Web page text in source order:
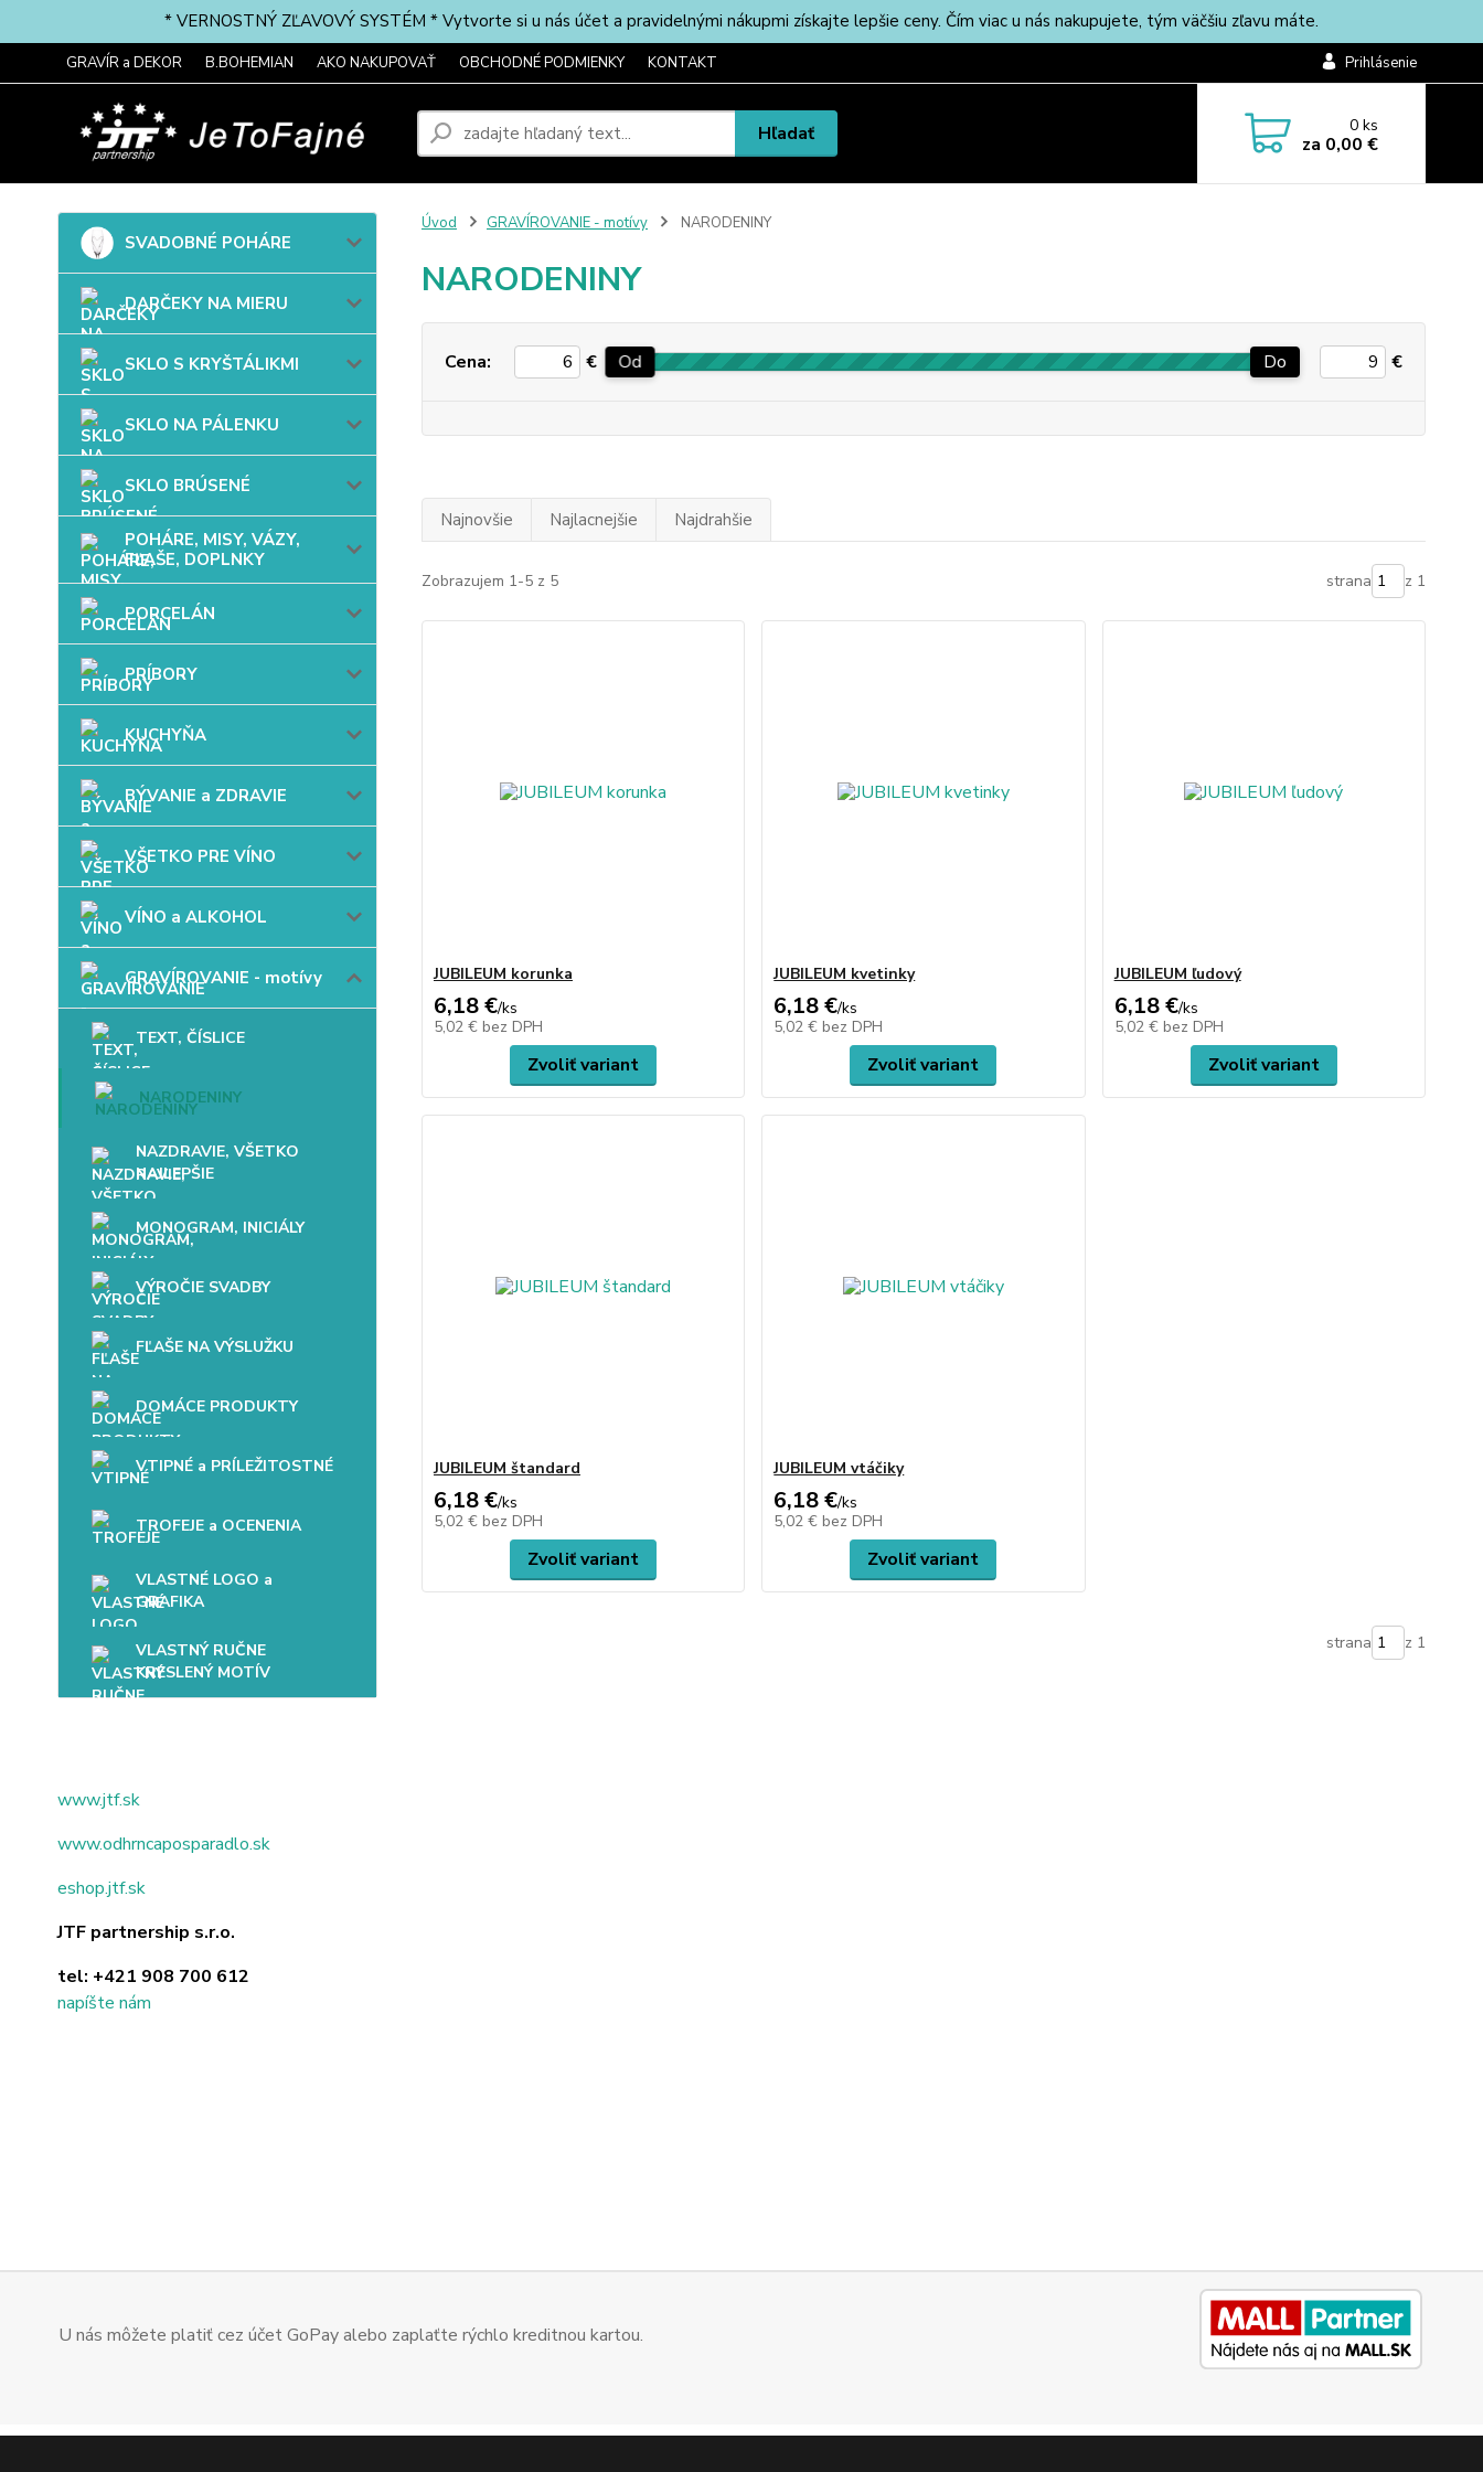
* VERNOSTNÝ ZĽAVOVÝ SYSTÉM * Vytvorte si u nás účet a pravidelnými nákupmi získajte lepšie ceny. Čím viac u nás nakupujete, tým väčšiu zľavu máte.
GRAVÍR a DEKOR B.BOHEMIAN AKO NAKUPOVAŤ OBCHODNÉ PODMIENKY KONTAKT Prihlásenie
Hľadať 0ks
za 0,00 €
SVADOBNÉ POHÁRE
DARČEKY NA MIERU
SKLO S KRYŠTÁLIKMI
SKLO NA PÁLENKU
SKLO BRÚSENÉ
POHÁRE, MISY, VÁZY,
FĽAŠE, DOPLNKY
PORCELÁN
PRÍBORY
KUCHYŇA
BÝVANIE a ZDRAVIE
VŠETKO PRE VÍNO
VÍNO a ALKOHOL
GRAVÍROVANIE - motívy
TEXT, ČÍSLICE
NARODENINY
NAZDRAVIE, VŠETKO
NAJLEPŠIE
MONOGRAM, INICIÁLY
VÝROČIE SVADBY
FĽAŠE NA VÝSLUŽKU
DOMÁCE PRODUKTY
VTIPNÉ a PRÍLEŽITOSTNÉ
TROFEJE a OCENENIA
VLASTNÉ LOGO a
GRAFIKA
VLASTNÝ RUČNE
KRESLENÝ MOTÍV
www.jtf.sk
www.odhrncaposparadlo.sk
eshop.jtf.sk
JTF partnership s.r.o.
tel: +421 908 700 612
napíšte nám
Úvod GRAVÍROVANIE - motívy NARODENINY
NARODENINY
Cena: € Od Do €
Najnovšie Najlacnejšie Najdrahšie
Zobrazujem 1-5 z 5 strana z 1
JUBILEUM korunka
6,18 €/ks
5,02 € bez DPH
Zvoliť variant
JUBILEUM kvetinky
6,18 €/ks
5,02 € bez DPH
Zvoliť variant
JUBILEUM ľudový
6,18 €/ks
5,02 € bez DPH
Zvoliť variant
JUBILEUM štandard
6,18 €/ks
5,02 € bez DPH
Zvoliť variant
JUBILEUM vtáčiky
6,18 €/ks
5,02 € bez DPH
Zvoliť variant
strana z 1
U nás môžete platiť cez účet GoPay alebo zaplaťte rýchlo kreditnou kartou.